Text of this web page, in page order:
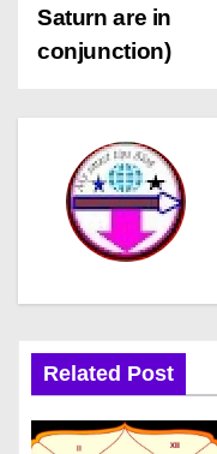
s
n
a
t
Saturn are in
conjunction)
Related Post